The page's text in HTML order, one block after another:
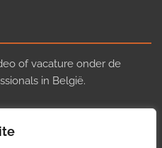
of vacature onder de
in België.